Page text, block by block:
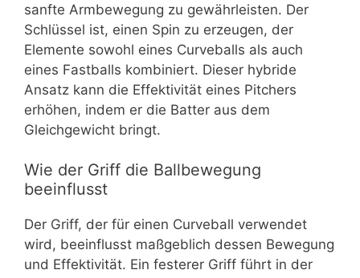
sanfte Armbewegung zu gewährleisten. Der
Schlüssel ist, einen Spin zu erzeugen, der
Elemente sowohl eines Curveballs als auch
eines Fastballs kombiniert. Dieser hybride
Ansatz kann die Effektivität eines Pitchers
erhöhen, indem er die Batter aus dem
Gleichgewicht bringt.
Wie der Griff die Ballbewegung
beeinflusst
Der Griff, der für einen Curveball verwendet
wird, beeinflusst maßgeblich dessen Bewegung
und Effektivität. Ein festerer Griff führt in der